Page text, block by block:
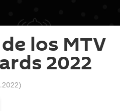
los MTV
2022
)